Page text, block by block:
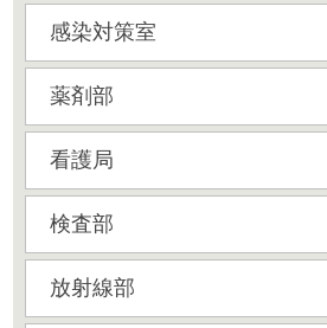
感染対策室
薬剤部
看護局
検査部
放射線部